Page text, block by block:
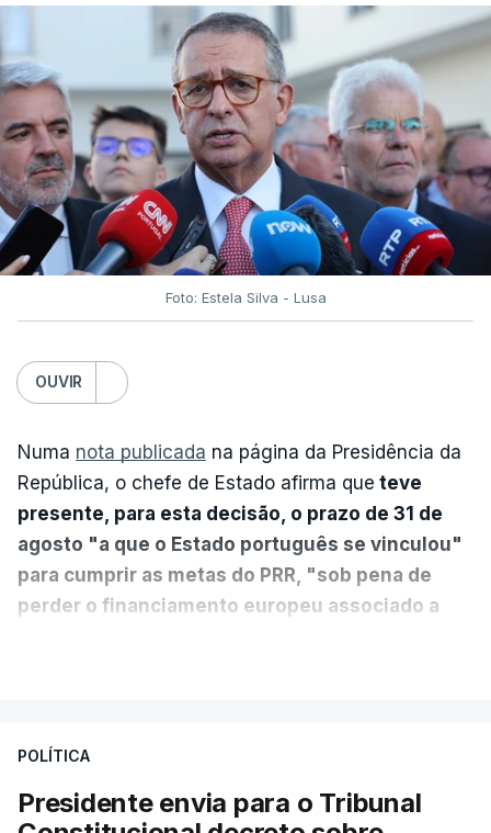
Foto: Estela Silva - Lusa
OUVIR
Numa nota publicada na página da Presidência da
República, o chefe de Estado afirma que teve
presente, para esta decisão, o prazo de 31 de
agosto "a que o Estado português se vinculou"
para cumprir as metas do PRR, "sob pena de
perder o financiamento europeu associado a
sistema mais simples, mais justo e transparente".
"Sempre que seja possível reduzir burocracias,
POLÍTICA
Presidente envia para o Tribunal